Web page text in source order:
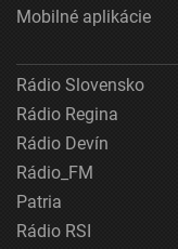
Mobilné aplikácie
Rádio Slovensko
Rádio Regina
Rádio Devín
Rádio_FM
Patria
Rádio RSI